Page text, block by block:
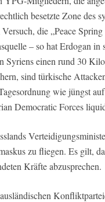
besetzte Zone des
die „Peace
– so hat Erdogan in
Syriens einen rund 30
sind türkische
wie jüngst
Democratic Forces
zu fliegen. Es gilt,
Kräfte abzusprechen.